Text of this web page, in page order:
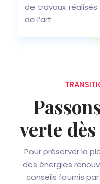
de travaux
de l’art.
verte
Pour préserver la
des énergies
conseils fournis par